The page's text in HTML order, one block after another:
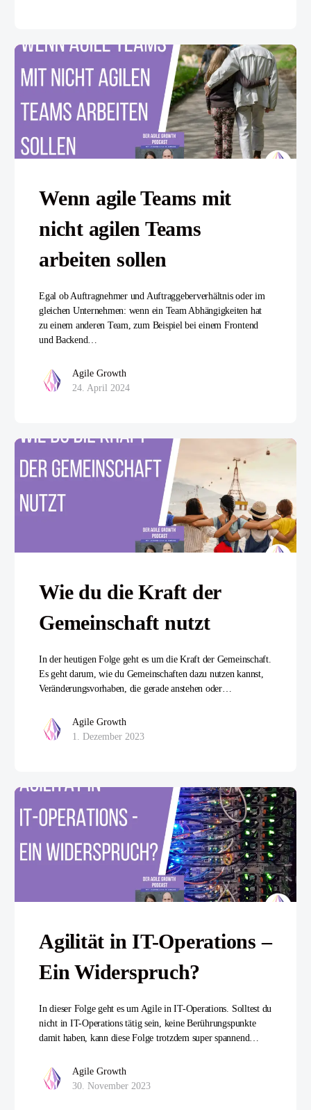
Wenn agile Teams mit
nicht agilen Teams
arbeiten sollen
Egal ob Auftragnehmer und Auftraggeberverhältnis oder im
gleichen Unternehmen: wenn ein Team Abhängigkeiten hat
zu einem anderen Team, zum Beispiel bei einem Frontend
und Backend…
Agile Growth
24. April 2024
Wie du die Kraft der
Gemeinschaft nutzt
In der heutigen Folge geht es um die Kraft der Gemeinschaft.
Es geht darum, wie du Gemeinschaften dazu nutzen kannst,
Veränderungsvorhaben, die gerade anstehen oder…
Agile Growth
1. Dezember 2023
Agilität in IT-Operations –
Ein Widerspruch?
In dieser Folge geht es um Agile in IT-Operations. Solltest du
nicht in IT-Operations tätig sein, keine Berührungspunkte
damit haben, kann diese Folge trotzdem super spannend…
Agile Growth
30. November 2023